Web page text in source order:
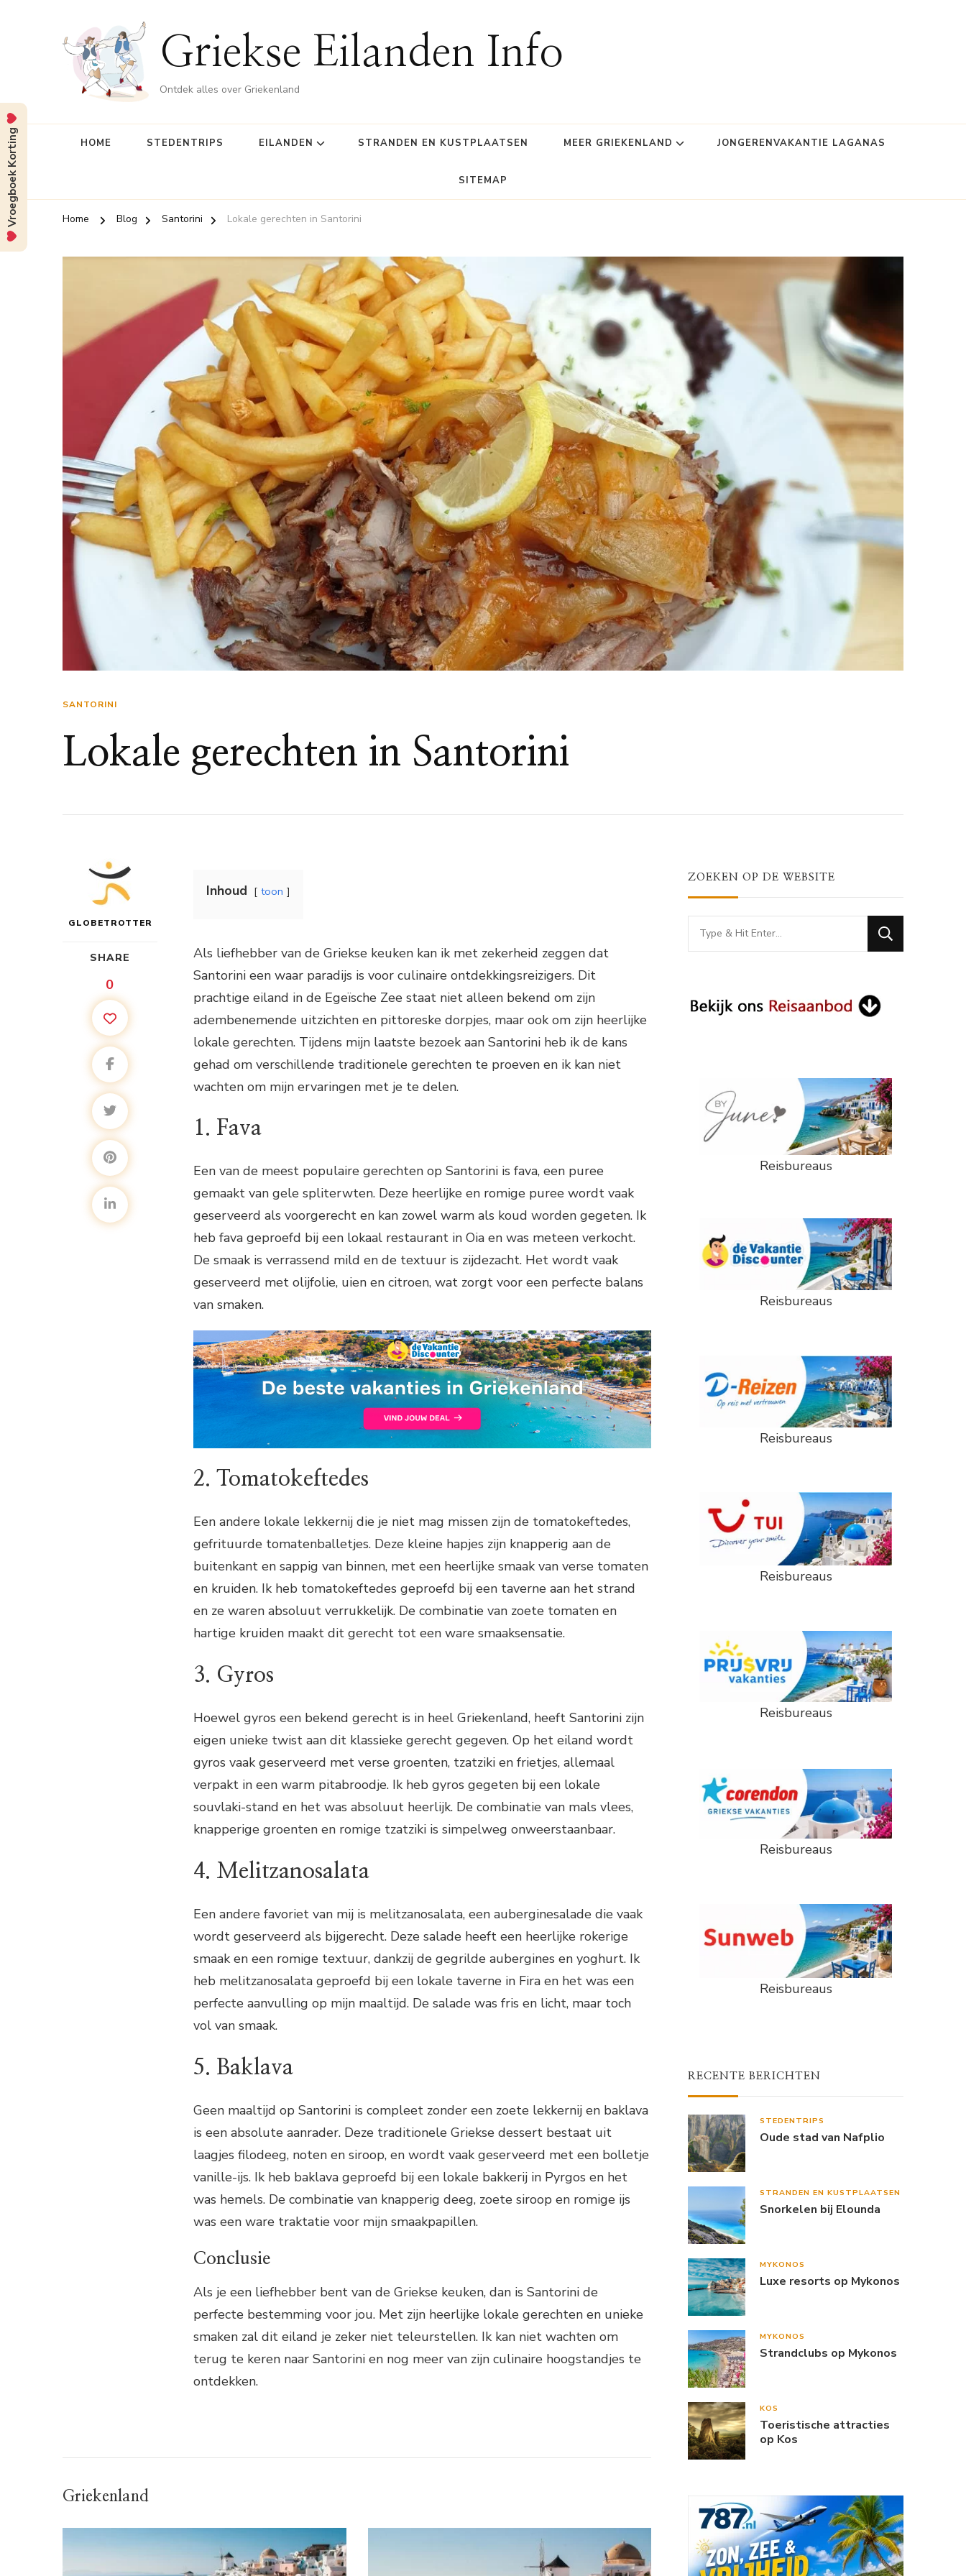
Griekse Eilanden Info
Ontdek alles over Griekenland
HOME STEDENTRIPS EILANDEN STRANDEN EN KUSTPLAATSEN MEER GRIEKENLAND JONGERENVAKANTIE LAGANAS
SITEMAP
Home Blog Santorini Lokale gerechten in Santorini
SANTORINI
Lokale gerechten in Santorini
GLOBETROTTER
SHARE
0
Inhoud toon
Als liefhebber van de Griekse keuken kan ik met zekerheid zeggen dat
Santorini een waar paradijs is voor culinaire ontdekkingsreizigers. Dit
prachtige eiland in de Egeïsche Zee staat niet alleen bekend om zijn
adembenemende uitzichten en pittoreske dorpjes, maar ook om zijn heerlijke
lokale gerechten. Tijdens mijn laatste bezoek aan Santorini heb ik de kans
gehad om verschillende traditionele gerechten te proeven en ik kan niet
wachten om mijn ervaringen met je te delen.
1. Fava
Een van de meest populaire gerechten op Santorini is fava, een puree
gemaakt van gele spliterwten. Deze heerlijke en romige puree wordt vaak
geserveerd als voorgerecht en kan zowel warm als koud worden gegeten. Ik
heb fava geproefd bij een lokaal restaurant in Oia en was meteen verkocht.
De smaak is verrassend mild en de textuur is zijdezacht. Het wordt vaak
geserveerd met olijfolie, uien en citroen, wat zorgt voor een perfecte balans
van smaken.
2. Tomatokeftedes
Een andere lokale lekkernij die je niet mag missen zijn de tomatokeftedes,
gefrituurde tomatenballetjes. Deze kleine hapjes zijn knapperig aan de
buitenkant en sappig van binnen, met een heerlijke smaak van verse tomaten
en kruiden. Ik heb tomatokeftedes geproefd bij een taverne aan het strand
en ze waren absoluut verrukkelijk. De combinatie van zoete tomaten en
hartige kruiden maakt dit gerecht tot een ware smaaksensatie.
3. Gyros
Hoewel gyros een bekend gerecht is in heel Griekenland, heeft Santorini zijn
eigen unieke twist aan dit klassieke gerecht gegeven. Op het eiland wordt
gyros vaak geserveerd met verse groenten, tzatziki en frietjes, allemaal
verpakt in een warm pitabroodje. Ik heb gyros gegeten bij een lokale
souvlaki-stand en het was absoluut heerlijk. De combinatie van mals vlees,
knapperige groenten en romige tzatziki is simpelweg onweerstaanbaar.
4. Melitzanosalata
Een andere favoriet van mij is melitzanosalata, een auberginesalade die vaak
wordt geserveerd als bijgerecht. Deze salade heeft een heerlijke rokerige
smaak en een romige textuur, dankzij de gegrilde aubergines en yoghurt. Ik
heb melitzanosalata geproefd bij een lokale taverne in Fira en het was een
perfecte aanvulling op mijn maaltijd. De salade was fris en licht, maar toch
vol van smaak.
5. Baklava
Geen maaltijd op Santorini is compleet zonder een zoete lekkernij en baklava
is een absolute aanrader. Deze traditionele Griekse dessert bestaat uit
laagjes filodeeg, noten en siroop, en wordt vaak geserveerd met een bolletje
vanille-ijs. Ik heb baklava geproefd bij een lokale bakkerij in Pyrgos en het
was hemels. De combinatie van knapperig deeg, zoete siroop en romige ijs
was een ware traktatie voor mijn smaakpapillen.
Conclusie
Als je een liefhebber bent van de Griekse keuken, dan is Santorini de
perfecte bestemming voor jou. Met zijn heerlijke lokale gerechten en unieke
smaken zal dit eiland je zeker niet teleurstellen. Ik kan niet wachten om
terug te keren naar Santorini en nog meer van zijn culinaire hoogstandjes te
ontdekken.
Griekenland
ZOEKEN OP DE WEBSITE
Looking
for
Reisbureaus
Reisbureaus
Reisbureaus
Reisbureaus
Reisbureaus
Reisbureaus
Reisbureaus
RECENTE BERICHTEN
STEDENTRIPS
Oude stad van Nafplio
STRANDEN EN KUSTPLAATSEN
Snorkelen bij Elounda
MYKONOS
Luxe resorts op Mykonos
MYKONOS
Strandclubs op Mykonos
KOS
Toeristische attracties
op Kos
Vroegboek Korting